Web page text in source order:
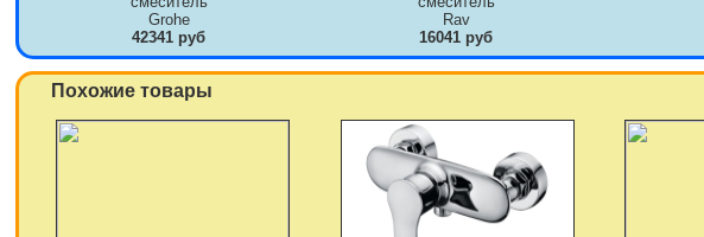
Grohe
42341 руб
Rav
16041 руб
Похожие товары